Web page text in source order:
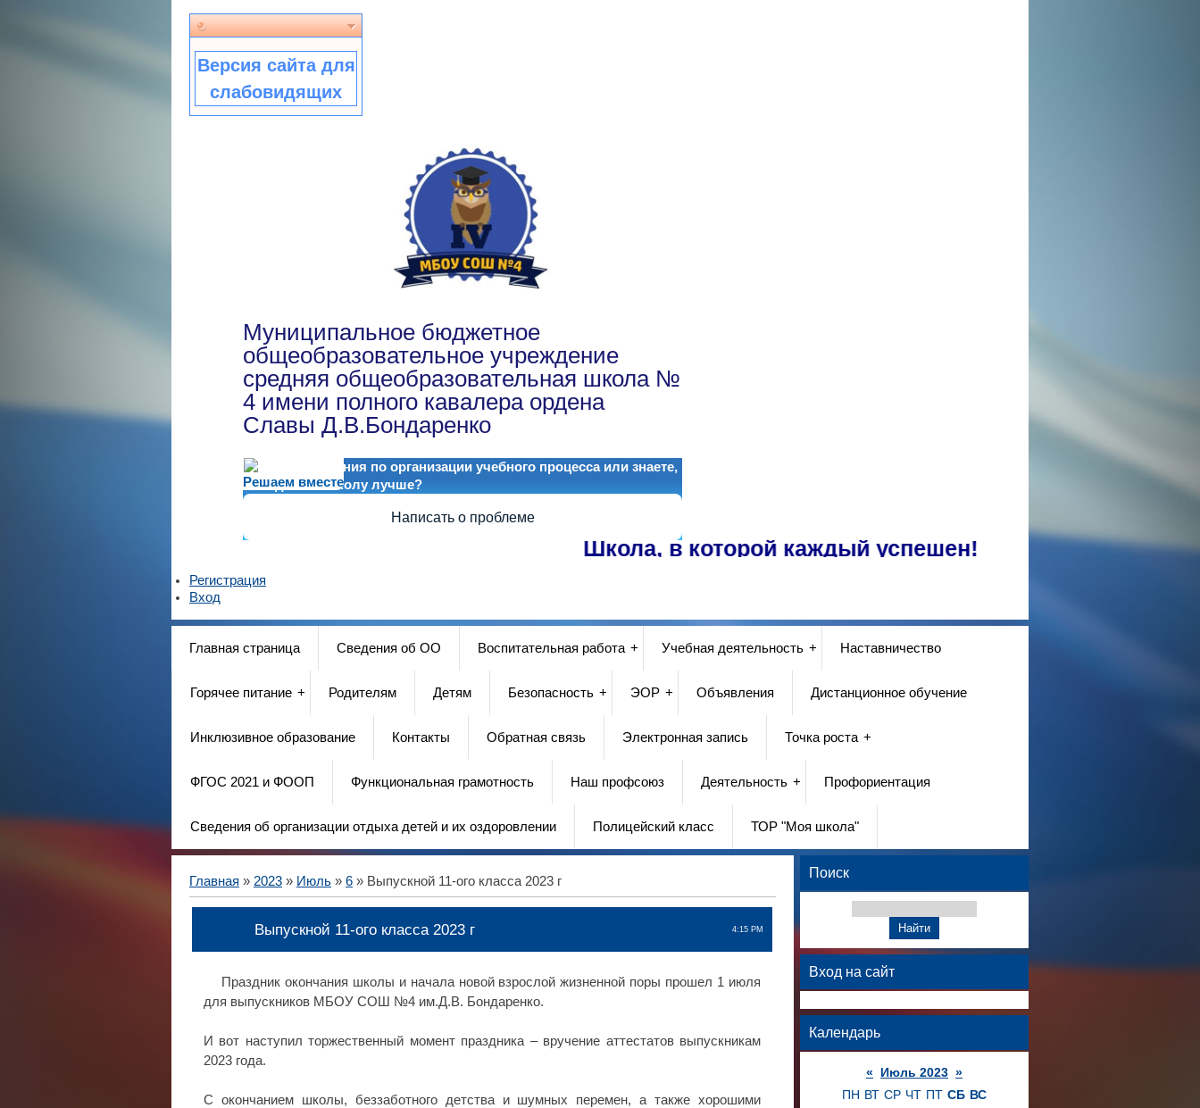
Версия сайта для
слабовидящих
Муниципальное бюджетное
общеобразовательное учреждение
средняя общеобразовательная школа №
4 имени полного кавалера ордена
Славы Д.В.Бондаренко
Решаем вместе
Есть предложения по организации учебного процесса или знаете,
как сделать школу лучше?
Написать о проблеме
Школа, в которой каждый успешен!
Регистрация
Вход
Главная страница Сведения об ОО Воспитательная работа Учебная деятельность Наставничество
Горячее питание Родителям Детям Безопасность ЭОР Объявления Дистанционное обучение
Инклюзивное образование Контакты Обратная связь Электронная запись Точка роста
ФГОС 2021 и ФООП Функциональная грамотность Наш профсоюз Деятельность Профориентация
Сведения об организации отдыха детей и их оздоровлении Полицейский класс ТОР "Моя школа"
Главная » 2023 » Июль » 6 » Выпускной 11-ого класса 2023 г
4:15 PM
Выпускной 11-ого класса 2023 г
Праздник окончания школы и начала новой взрослой жизненной поры прошел 1 июля
для выпускников МБОУ СОШ №4 им.Д.В. Бондаренко.
И вот наступил торжественный момент праздника – вручение аттестатов выпускникам
2023 года.
С окончанием школы, беззаботного детства и шумных перемен, а также хорошими
Поиск
Вход на сайт
Календарь
« Июль 2023 »
ПН ВТ СР ЧТ ПТ СБ ВС